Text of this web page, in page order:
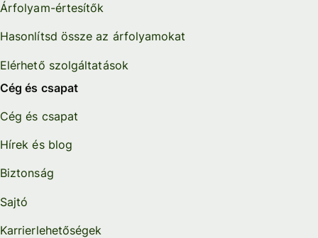
Árfolyam-értesítők
Hasonlítsd össze az árfolyamokat
Elérhető szolgáltatások
Cég és csapat
Cég és csapat
Hírek és blog
Biztonság
Sajtó
Karrierlehetőségek